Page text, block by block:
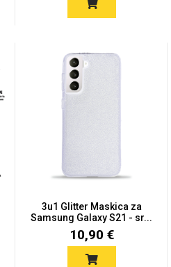
3u1 Glitter Maskica za
Samsung Galaxy S21 - sr...
10,90 €
I Need Some Space